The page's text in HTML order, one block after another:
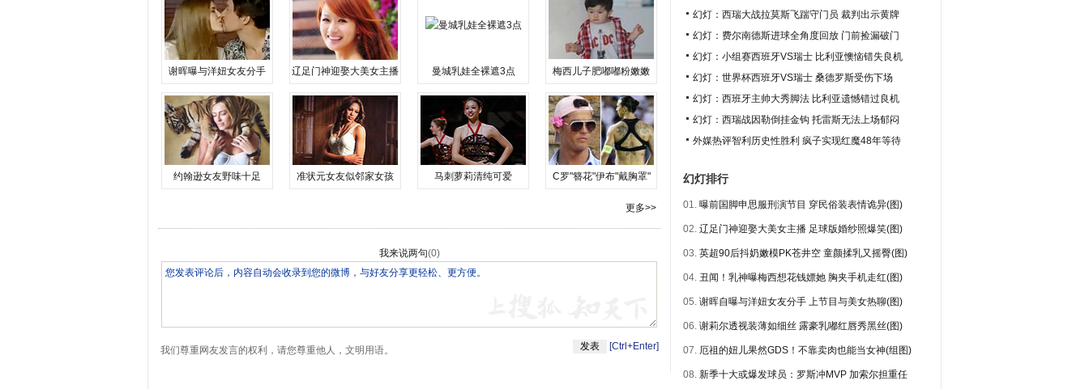
谢晖曝与洋妞女友分手 辽足门神迎娶大美女主播 曼城乳娃全裸遮3点 梅西儿子肥嘟嘟粉嫩嫩
约翰逊女友野味十足 准状元女友似邻家女孩 马刺萝莉清纯可爱 C罗"簪花"伊布"戴胸罩"
更多>>
我来说两句(0)
我们尊重网友发言的权利，请您尊重他人，文明用语。 [Ctrl+Enter]
幻灯：西瑞大战拉莫斯飞踹守门员 裁判出示黄牌
幻灯：费尔南德斯进球全角度回放 门前捡漏破门
幻灯：小组赛西班牙VS瑞士 比利亚懊恼错失良机
幻灯：世界杯西班牙VS瑞士 桑德罗斯受伤下场
幻灯：西班牙主帅大秀脚法 比利亚遗憾错过良机
幻灯：西瑞战因勒倒挂金钩 托雷斯无法上场郁闷
外媒热评智利历史性胜利 疯子实现红魔48年等待
幻灯排行
01. 曝前国脚申思服刑演节目 穿民俗装表情诡异(图)
02. 辽足门神迎娶大美女主播 足球版婚纱照爆笑(图)
03. 英超90后抖奶嫩模PK苍井空 童颜揉乳又摇臀(图)
04. 丑闻！乳神曝梅西想花钱嫖她 胸夹手机走红(图)
05. 谢晖自曝与洋妞女友分手 上节目与美女热聊(图)
06. 谢莉尔透视装薄如细丝 露豪乳嘟红唇秀黑丝(图)
07. 厄祖的妞儿果然GDS！不靠卖肉也能当女神(组图)
08. 新季十大或爆发球员：罗斯冲MVP 加索尔担重任